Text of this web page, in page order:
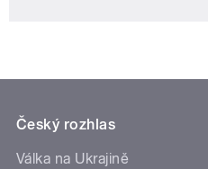
Český rozhlas
Válka na Ukrajině